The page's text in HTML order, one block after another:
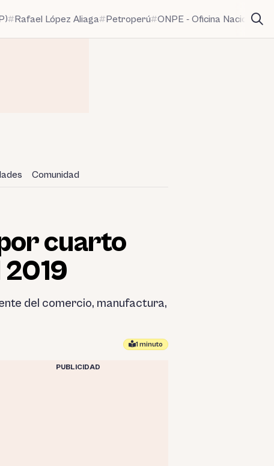
Rafael López Aliaga Petroperú ONPE - Oficina Nacional
Comunidad
cuarto
del comercio, manufactura,
1 minuto
PUBLICIDAD